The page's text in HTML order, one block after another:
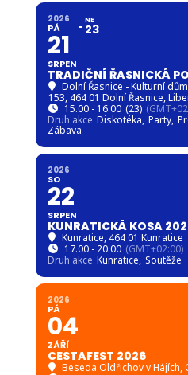
NE
16
SRPEN
POUŤ V RASPENAVĚ /
Kostel Nanebevzetí Panny
11.00 - 15.00 (GMT+02:00)
Druh akce Mše
2026
PÁ
21
SRPEN
TRADIČNÍ ŘASNICKÁ
Dolní Řasnice - Kulturní dům
153, 464 01 Dolní Řasnice,
15.00 - 16.00
Druh akce Diskotéka, Party,
Zábava
2026
SO
22
SRPEN
KUNRATICKÁ KOSA 2026
Kunratice
17.00 - 20.00 (GMT+02:00)
Druh akce Kunratice, Soutěže